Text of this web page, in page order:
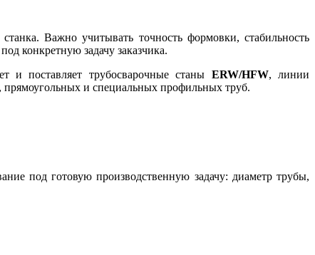
Важно учитывать точность формовки, стабильность
конкретную задачу заказчика.
и поставляет трубосварочные станы ERW/HFW, линии
и специальных профильных труб.
под готовую производственную задачу: диаметр трубы,